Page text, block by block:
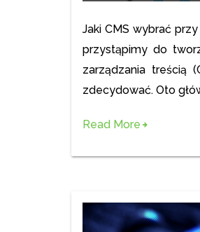
Jaki CMS wybrać
przystąpimy do
zarządzania treścią
zdecydować. Oto
Read More